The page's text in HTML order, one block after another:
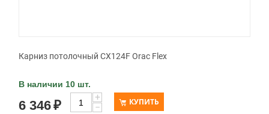
Карниз потолочный CX124F Orac Flex
В наличии 10 шт.
6 346₽
+
−
КУПИТЬ